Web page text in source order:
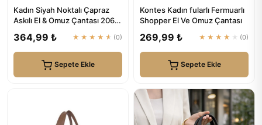
Kadın Siyah Noktalı Çapraz
Askılı El & Omuz Çantası 206 |
364,99 ₺ ★★★★★ (0)
Sepete Ekle
Kontes Kadın fularlı Fermuarlı
Shopper El Ve Omuz Çantası
269,99 ₺ ★★★★★ (0)
Sepete Ekle